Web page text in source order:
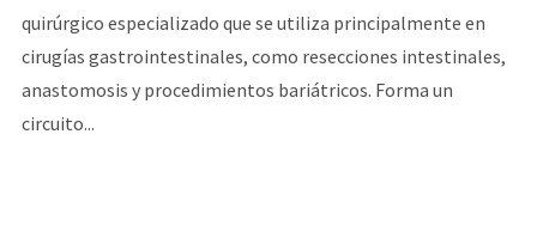
quirúrgico especializado que se utiliza principalmente en
cirugías gastrointestinales, como resecciones intestinales,
anastomosis y procedimientos bariátricos. Forma un
circuito...